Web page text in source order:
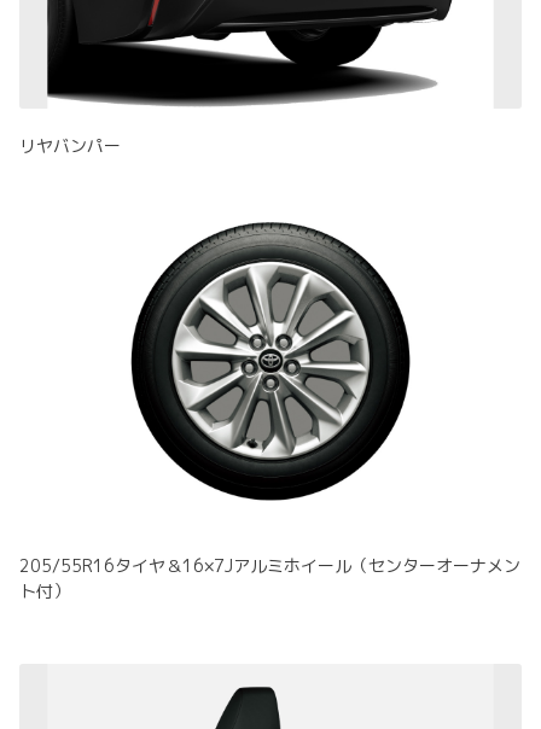
リヤバンパー
205/55R16タイヤ＆16×7Jアルミホイール（センターオーナメン
ト付）